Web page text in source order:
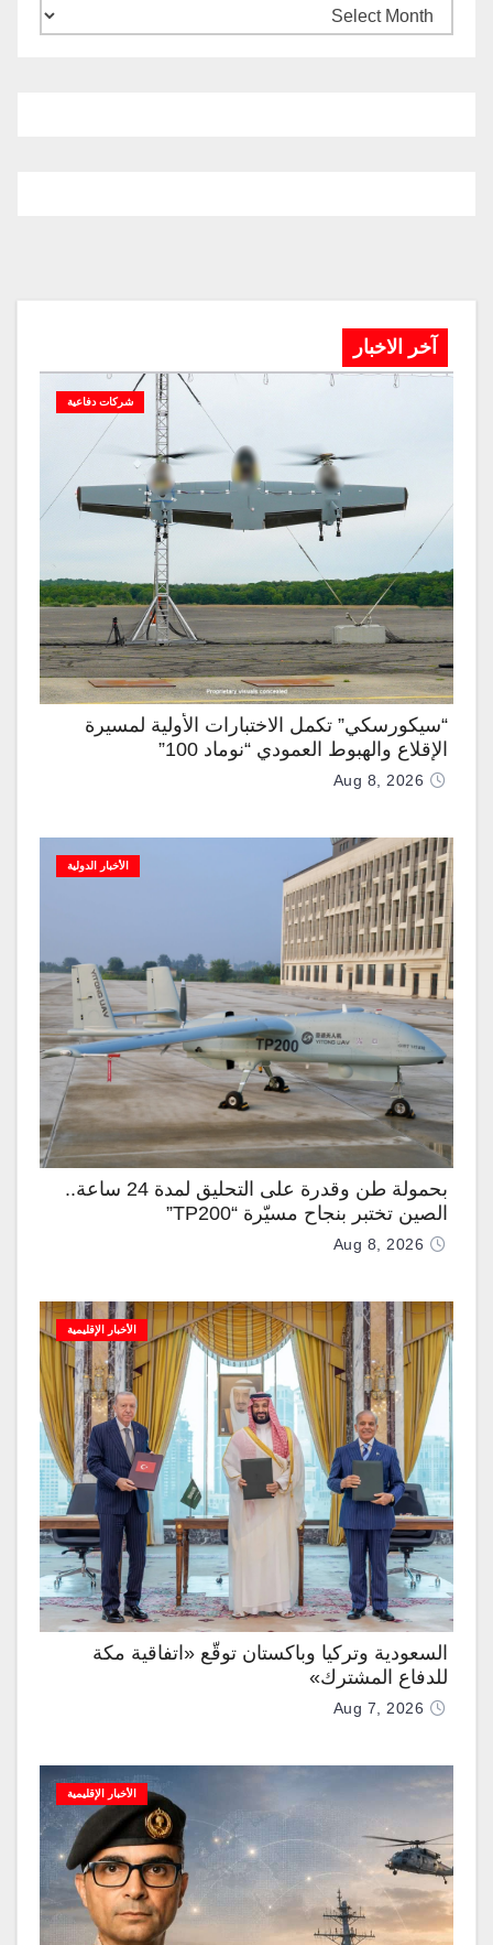
آخر الاخبار
شركات دفاعية
“سيكورسكي” تكمل الاختبارات الأولية لمسيرة
الإقلاع والهبوط العمودي “نوماد 100”
Aug 8, 2026
الأخبار الدولية
بحمولة طن وقدرة على التحليق لمدة 24 ساعة..
الصين تختبر بنجاح مسيّرة “TP200”
Aug 8, 2026
الأخبار الإقليمية
السعودية وتركيا وباكستان توقّع «اتفاقية مكة
للدفاع المشترك»
Aug 7, 2026
الأخبار الإقليمية